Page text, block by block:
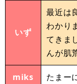
いず
最近は
わかり
てきま
んが肌
miks
たまー